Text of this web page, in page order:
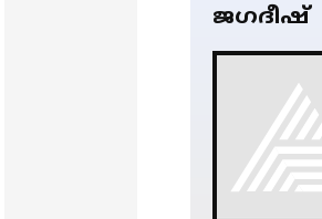
ജഗദീഷ്